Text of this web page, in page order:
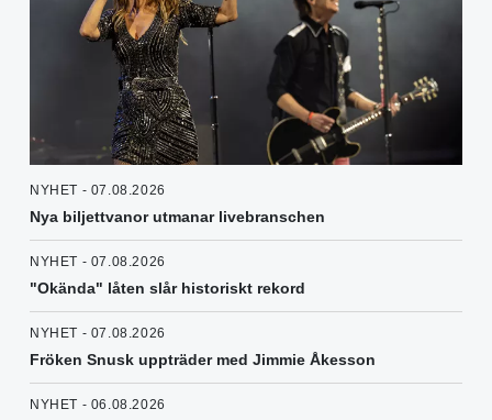
NYHET - 07.08.2026
Nya biljettvanor utmanar livebranschen
NYHET - 07.08.2026
"Okända" låten slår historiskt rekord
NYHET - 07.08.2026
Fröken Snusk uppträder med Jimmie Åkesson
NYHET - 06.08.2026